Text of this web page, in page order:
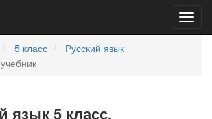
5 класс
Русский язык
язык 5 класс.